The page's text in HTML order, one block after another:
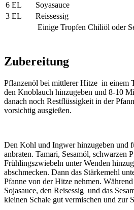
6 EL
Soyasauce
3 EL
Reissessig
Einige Tropfen Chiliöl oder
Zubereitung
Pflanzenöl bei mittlerer Hitze in einem
den Knoblauch hinzugeben und 8-10
danach noch Restflüssigkeit in der
vorsichtig ausgießen.
Den Kohl und Ingwer hinzugeben und
anbraten. Tamari, Sesamöl, schwarzen
Frühlingszwiebeln unter Wenden
abschmecken. Dann das Stärkemehl
Pfanne von der Hitze nehmen.
Sojasauce, den Reisessig und das
kleinen Schale gut vermischen und zur